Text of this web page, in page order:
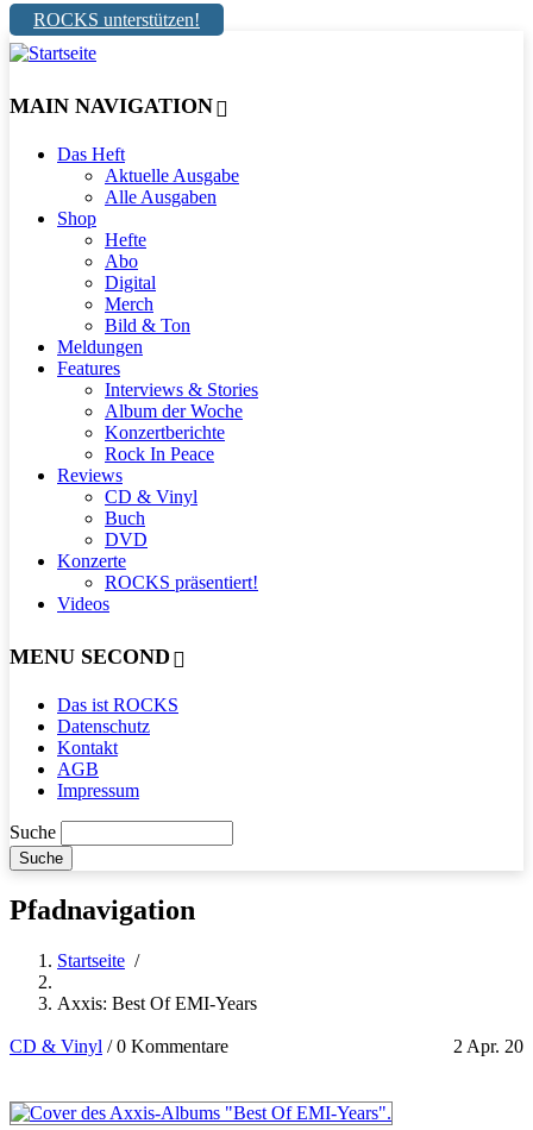
ROCKS unterstützen!
MAIN NAVIGATION
Das Heft
Aktuelle Ausgabe
Alle Ausgaben
Shop
Hefte
Abo
Digital
Merch
Bild & Ton
Meldungen
Features
Interviews & Stories
Album der Woche
Konzertberichte
Rock In Peace
Reviews
CD & Vinyl
Buch
DVD
Konzerte
ROCKS präsentiert!
Videos
MENU SECOND
Das ist ROCKS
Datenschutz
Kontakt
AGB
Impressum
Suche
Pfadnavigation
Startseite /
Axxis: Best Of EMI-Years
CD & Vinyl 2 Apr. 20
/0 Kommentare